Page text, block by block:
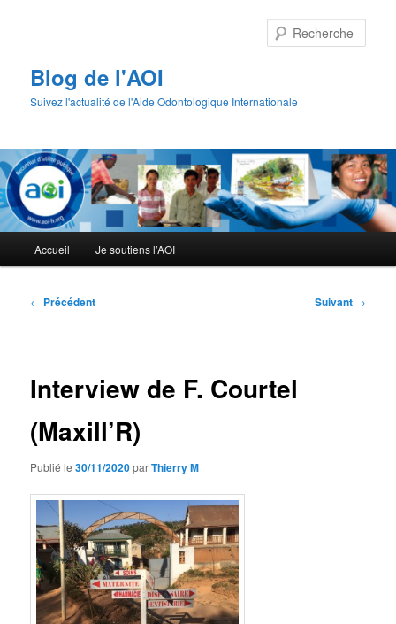
Blog de l'AOI
Suivez l'actualité de l'Aide Odontologique Internationale
principal
Accueil Je soutiens l’AOI
Navigation
← Précédent Suivant →
Interview de F. Courtel
(Maxill’R)
Publié le30/11/2020parThierry M